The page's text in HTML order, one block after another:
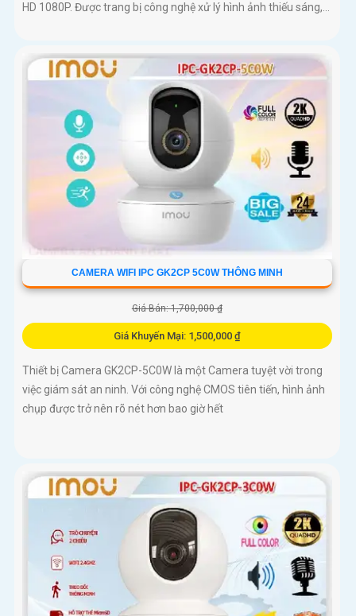
HD 1080P. Được trang bị công nghệ xử lý hình ảnh thiếu sáng,...
CAMERA WIFI IPC GK2CP 5C0W THÔNG MINH
Giá Bán: 1,700,000 ₫
Giá Khuyến Mại: 1,500,000 ₫
Thiết bị Camera GK2CP-5C0W là một Camera tuyệt vời trong
việc giám sát an ninh. Với công nghệ CMOS tiên tiến, hình ảnh
chụp được trở nên rõ nét hơn bao giờ hết